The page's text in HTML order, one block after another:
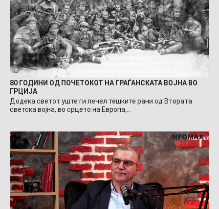
80 ГОДИНИ ОД ПОЧЕТОКОТ НА ГРАЃАНСКАТА ВОЈНА ВО
ГРЦИЈА
Додека светот уште ги лечел тешките рани од Втората
светска војна, во срцето на Европа,…